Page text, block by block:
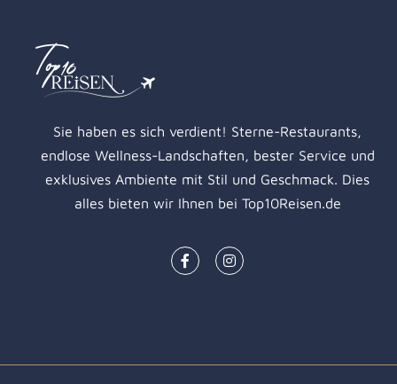
Sie haben es sich verdient! Sterne-Restaurants,
endlose Wellness-Landschaften, bester Service und
exklusives Ambiente mit Stil und Geschmack. Dies
alles bieten wir Ihnen bei Top10Reisen.de